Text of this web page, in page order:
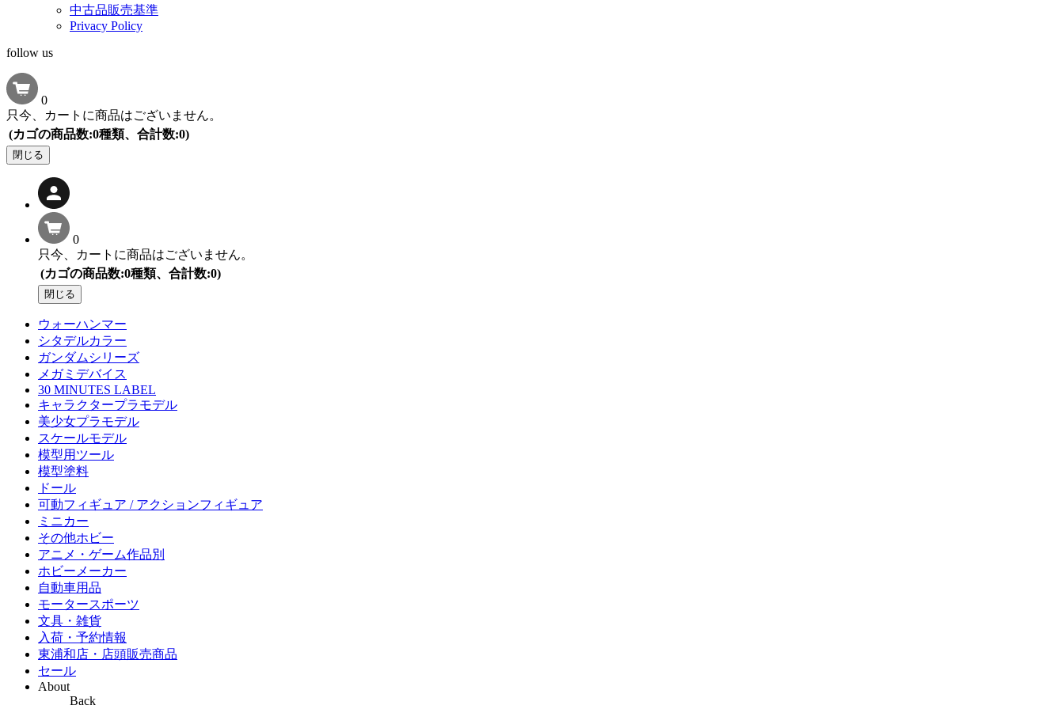
中古品販売基準
Privacy Policy
follow us
0
只今、カートに商品はございません。
(カゴの商品数:0種類、合計数:0)
閉じる
0
只今、カートに商品はございません。
(カゴの商品数:0種類、合計数:0)
閉じる
ウォーハンマー
シタデルカラー
ガンダムシリーズ
メガミデバイス
30 MINUTES LABEL
キャラクタープラモデル
美少女プラモデル
スケールモデル
模型用ツール
模型塗料
ドール
可動フィギュア / アクションフィギュア
ミニカー
その他ホビー
アニメ・ゲーム作品別
ホビーメーカー
自動車用品
モータースポーツ
文具・雑貨
入荷・予約情報
東浦和店・店頭販売商品
セール
About
Back